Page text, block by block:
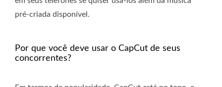
pré-criada disponível.
Por que você deve usar o CapCut de seus
concorrentes?